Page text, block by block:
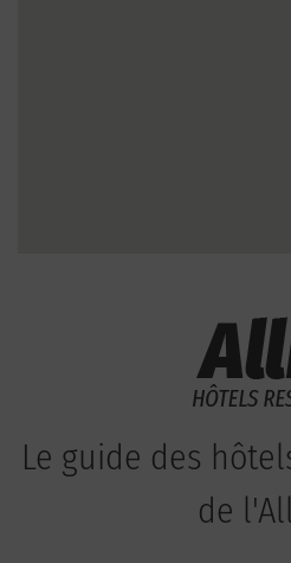
Le guide des
de